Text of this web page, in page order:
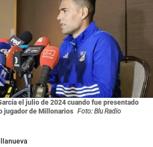
el julio de 2024 cuando fue presentado
jugador de Millonarios Foto: Blu Radio